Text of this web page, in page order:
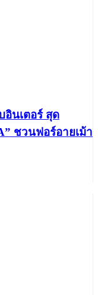
นเตอร์ สุด
ชวนฟอร์อายเม้า